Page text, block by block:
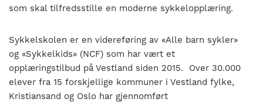
folkesport.
som skal tilfredsstille en moderne sykkelopplæring.
Sykkelskolen er en videreføring av «Alle barn sykler»
og «Sykkelkids» (NCF) som har vært et
opplæringstilbud på Vestland siden 2015. Over 30.000
elever fra 15 forskjellige kommuner i Vestland fylke,
Kristiansand og Oslo har gjennomført